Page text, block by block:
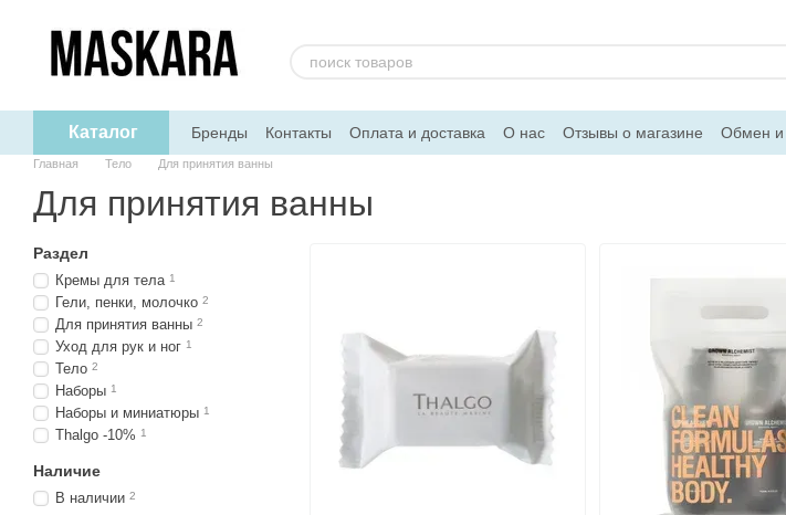
Каталог Бренды Контакты Оплата и доставка О нас Отзывы о магазине Обмен и
Главная Тело Для принятия ванны
Для принятия ванны
Раздел
Кремы для тела 1
Гели, пенки, молочко 2
Для принятия ванны 2
Уход для рук и ног 1
Тело 2
Наборы 1
Наборы и миниатюры 1
Thalgo -10% 1
Наличие
В наличии 2